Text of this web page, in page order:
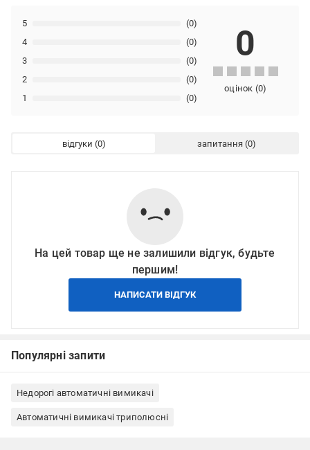
1 (0)
2 (0)
3 (0)
4 (0)
5 (0)
0
оцінок (0)
відгуки запитання
На цей товар ще не залишили відгук, будьте
першим!
НАПИСАТИ ВІДГУК
Популярні запити
Недорогі автоматичні вимикачі
Автоматичні вимикачі триполюсні